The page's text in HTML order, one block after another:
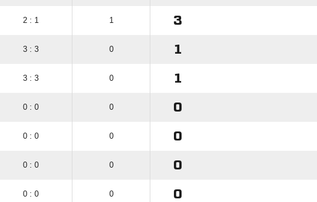
2 : 1 1 3
3 : 3 0 1
3 : 3 0 1
0 : 0 0 0
0 : 0 0 0
0 : 0 0 0
0 : 0 0 0